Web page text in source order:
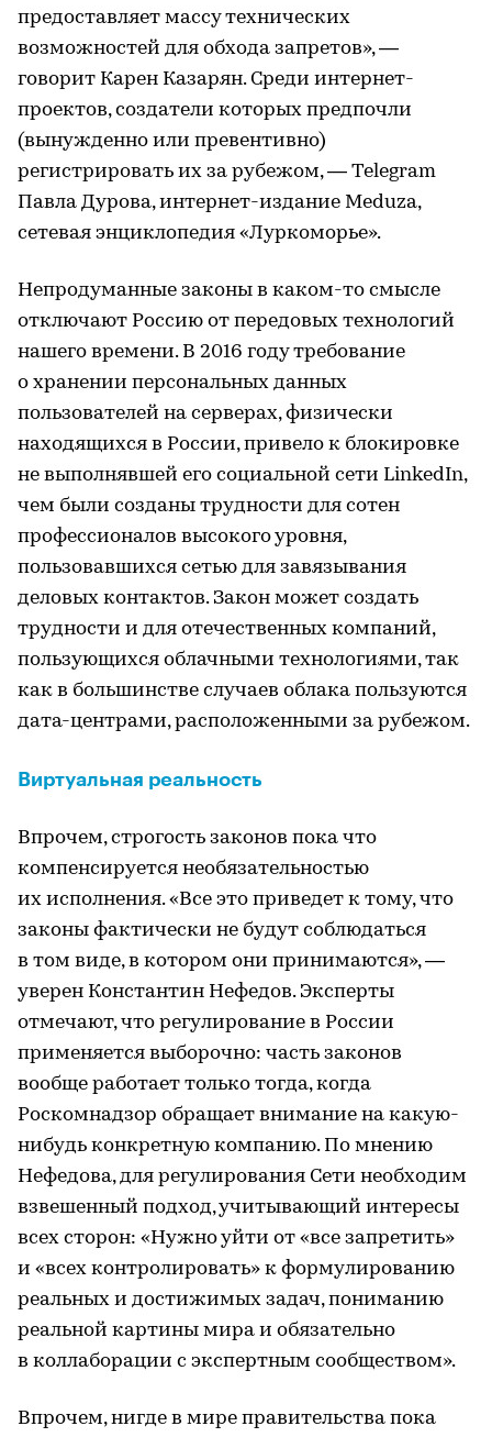
предоставляет массу технических
возможностей для обхода запретов», —
говорит Карен Казарян. Среди интернет-
проектов, создатели которых предпочли
(вынужденно или превентивно)
регистрировать их за рубежом, — Telegram
Павла Дурова, интернет-издание Meduza,
сетевая энциклопедия «Луркоморье».
Непродуманные законы в каком-то смысле
отключают Россию от передовых технологий
нашего времени. В 2016 году требование
о хранении персональных данных
пользователей на серверах, физически
находящихся в России, привело к блокировке
не выполнявшей его социальной сети LinkedIn,
чем были созданы трудности для сотен
профессионалов высокого уровня,
пользовавшихся сетью для завязывания
деловых контактов. Закон может создать
трудности и для отечественных компаний,
пользующихся облачными технологиями, так
как в большинстве случаев облака пользуются
дата-центрами, расположенными за рубежом.
Виртуальная реальность
Впрочем, строгость законов пока что
компенсируется необязательностью
их исполнения. «Все это приведет к тому, что
законы фактически не будут соблюдаться
в том виде, в котором они принимаются», —
уверен Константин Нефедов. Эксперты
отмечают, что регулирование в России
применяется выборочно: часть законов
вообще работает только тогда, когда
Роскомнадзор обращает внимание на какую-
нибудь конкретную компанию. По мнению
Нефедова, для регулирования Сети необходим
взвешенный подход, учитывающий интересы
всех сторон: «Нужно уйти от «все запретить»
и «всех контролировать» к формулированию
реальных и достижимых задач, пониманию
реальной картины мира и обязательно
в коллаборации с экспертным сообществом».
Впрочем, нигде в мире правительства пока